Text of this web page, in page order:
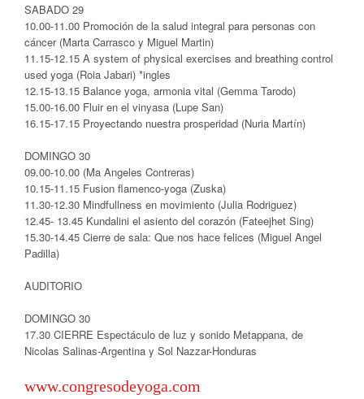
SABADO 29
10.00-11.00 Promoción de la salud integral para personas con
cáncer (Marta Carrasco y Miguel Martin)
11.15-12.15 A system of physical exercises and breathing control
used yoga (Roia Jabari) *ingles
12.15-13.15 Balance yoga, armonia vital (Gemma Tarodo)
15.00-16.00 Fluir en el vinyasa (Lupe San)
16.15-17.15 Proyectando nuestra prosperidad (Nuria Martín)
DOMINGO 30
09.00-10.00 (Ma Angeles Contreras)
10.15-11.15 Fusion flamenco-yoga (Zuska)
11.30-12.30 Mindfullness en movimiento (Julia Rodriguez)
12.45- 13.45 Kundalini el asiento del corazón (Fateejhet Sing)
15.30-14.45 Cierre de sala: Que nos hace felices (Miguel Angel
Padilla)
AUDITORIO
DOMINGO 30
17.30 CIERRE Espectáculo de luz y sonido Metappana, de
Nicolas Salinas-Argentina y Sol Nazzar-Honduras
www.congresodeyoga.com